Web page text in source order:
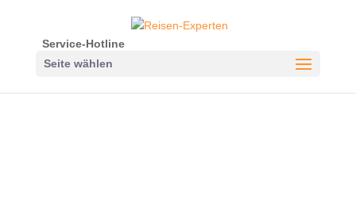
Service-Hotline
Seite wählen